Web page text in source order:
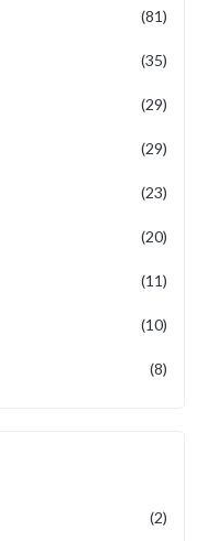
(81)
(35)
(29)
(29)
(23)
(20)
(11)
(10)
(8)
(2)